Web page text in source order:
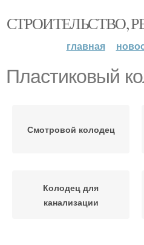
СТРОИТЕЛЬСТВО,
главная
Пластиковый
Смотровой колодец
Колодец для
канализации